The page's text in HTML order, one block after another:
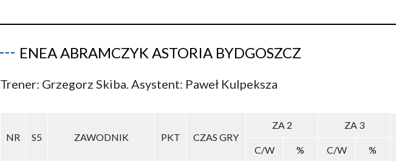
ENEA ABRAMCZYK ASTORIA BYDGOSZCZ
Trener: Grzegorz Skiba. Asystent: Paweł Kulpeksza
NR S5 ZAWODNIK PKT CZAS GRY
ZA 2 ZA 3
C/W
% C/W %